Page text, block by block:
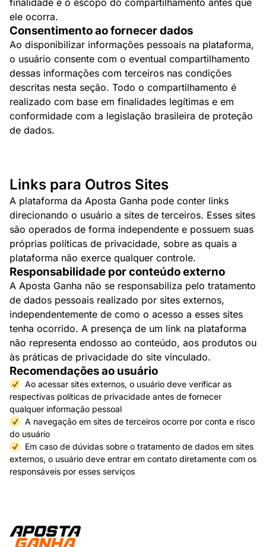
finalidade e o escopo do compartilhamento antes que
ele ocorra.
Consentimento ao fornecer dados
Ao disponibilizar informações pessoais na plataforma,
o usuário consente com o eventual compartilhamento
dessas informações com terceiros nas condições
descritas nesta seção. Todo o compartilhamento é
realizado com base em finalidades legítimas e em
conformidade com a legislação brasileira de proteção
de dados.
Links para Outros Sites
A plataforma da Aposta Ganha pode conter links
direcionando o usuário a sites de terceiros. Esses sites
são operados de forma independente e possuem suas
próprias políticas de privacidade, sobre as quais a
plataforma não exerce qualquer controle.
Responsabilidade por conteúdo externo
A Aposta Ganha não se responsabiliza pelo tratamento
de dados pessoais realizado por sites externos,
independentemente de como o acesso a esses sites
tenha ocorrido. A presença de um link na plataforma
não representa endosso ao conteúdo, aos produtos ou
às práticas de privacidade do site vinculado.
Recomendações ao usuário
Ao acessar sites externos, o usuário deve verificar as
respectivas políticas de privacidade antes de fornecer
qualquer informação pessoal
A navegação em sites de terceiros ocorre por conta e risco
do usuário
Em caso de dúvidas sobre o tratamento de dados em sites
externos, o usuário deve entrar em contato diretamente com os
responsáveis por esses serviços